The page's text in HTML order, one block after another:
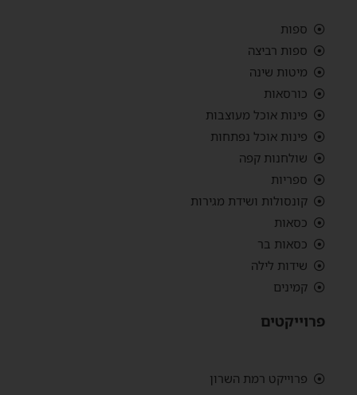
ספות
ספות רביצה
מיטות שינה
כורסאות
פינות אוכל מעוצבות
פינות אוכל נפתחות
שולחנות קפה
ספריות
קונסולות ושידת מגירות
כסאות
כסאות בר
שידות לילה
קמינים
פרוייקטים
פרוייקט רמת השרון